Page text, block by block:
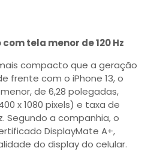
tela menor de 120 Hz
compacto que a geração
frente com o iPhone 13, o
de 6,28 polegadas,
x 1080 pixels) e taxa de
Segundo a companhia, o
DisplayMate A+,
do display do celular.